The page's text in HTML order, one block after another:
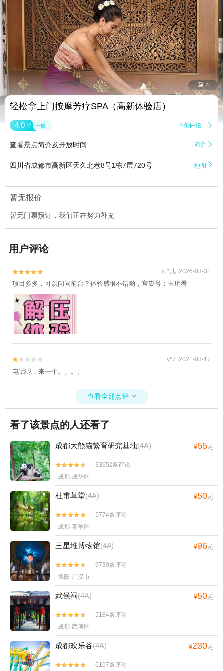
 4
轻松拿上门按摩芳疗SPA（高新体验店）
4.0 分 一般 4条评论 
查看景点简介及开放时间 简介 
四川省成都市高新区天久北巷8号1栋7层720号 地图 
暂无报价
暂无门票预订，我们正在努力补充
用户评论

 河*儿 2026-03-31
项目多多，可以问问前台？体验感很不错哟，宫⏰号：玉玥看

 y*7 2021-03-17
电话呢，来一个。。。。
查看全部点评 
看了该景点的人还看了
成都大熊猫繁育研究基地(4A) ¥55起


33652条评论
成都·成华区
杜甫草堂(4A) ¥50起


5774条评论
成都·青羊区
三星堆博物馆(4A) ¥96起


9730条评论
德阳·广汉市
武侯祠(4A) ¥50起


5184条评论
成都·武侯区
成都欢乐谷(4A) ¥230起

 6107条评论